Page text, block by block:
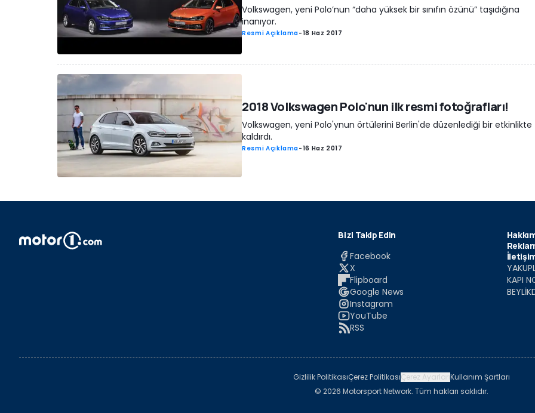
Volkswagen, yeni Polo’nun “daha yüksek bir sınıfın özünü” taşıdığına
inanıyor.
Resmi Açıklama-18 Haz 2017
2018 Volkswagen Polo'nun ilk resmi fotoğrafları!
Volkswagen, yeni Polo'ynun örtülerini Berlin'de düzenlediği bir etkinlikte
kaldırdı.
Resmi Açıklama-16 Haz 2017
Bizi Takip Edin
Facebook
X
Flipboard
Google News
Instagram
YouTube
RSS
KAPI
Gizlilik PolitikasıÇerez PolitikasıÇerez AyarlarıKullanım Şartları
© 2026 Motorsport Network. Tüm hakları saklıdır.